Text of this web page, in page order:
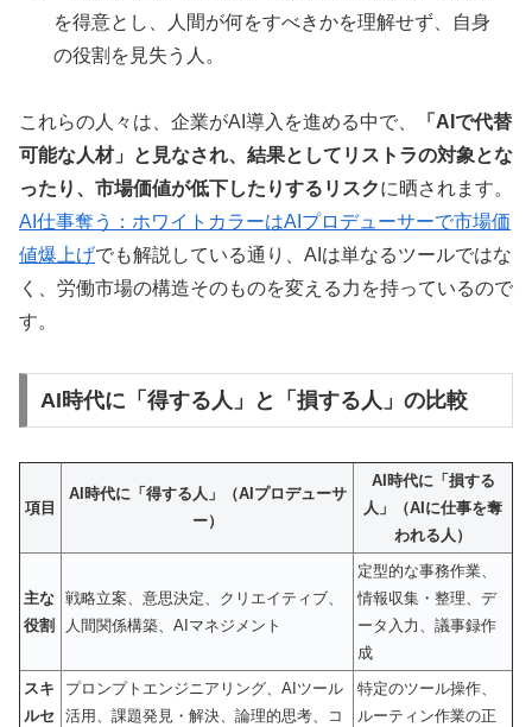
を得意とし、人間が何をすべきかを理解せず、自身
の役割を見失う人。
これらの人々は、企業がAI導入を進める中で、
「AIで代替
可能な人材」と見なされ、結果としてリストラの対象とな
ったり、市場価値が低下したりするリスクに晒されます。
AI仕事奪う：ホワイトカラーはAIプロデューサーで市場価
値爆上げでも解説している通り、AIは単なるツールではな
く、労働市場の構造そのものを変える力を持っているので
す。
AI時代に「得する人」と「損する人」の比較
項目
AI時代に「得する人」（AIプロデューサ
ー）
AI時代に「損する
人」（AIに仕事を奪
われる人）
主な
役割
戦略立案、意思決定、クリエイティブ、
人間関係構築、AIマネジメント
定型的な事務作業、
情報収集・整理、デ
ータ入力、議事録作
成
スキ
ルセ
プロンプトエンジニアリング、AIツール
活用、課題発見・解決、論理的思考、コ
特定のツール操作、
ルーティン作業の正